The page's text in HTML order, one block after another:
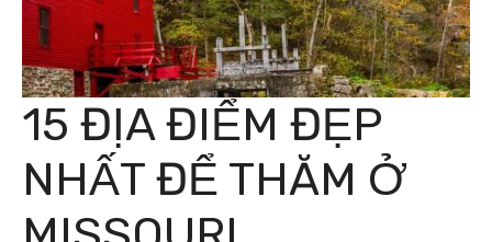
15 ĐỊA ĐIỂM ĐẸP
NHẤT ĐỂ THĂM Ở